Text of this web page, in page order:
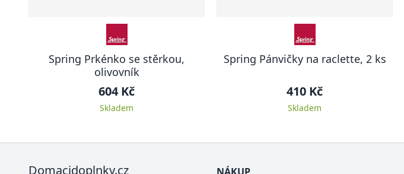
Spring Prkénko se stěrkou,
olivovník
604 Kč
Skladem
Spring Pánvičky na raclette, 2 ks
410 Kč
Skladem
Domacidoplnky.cz